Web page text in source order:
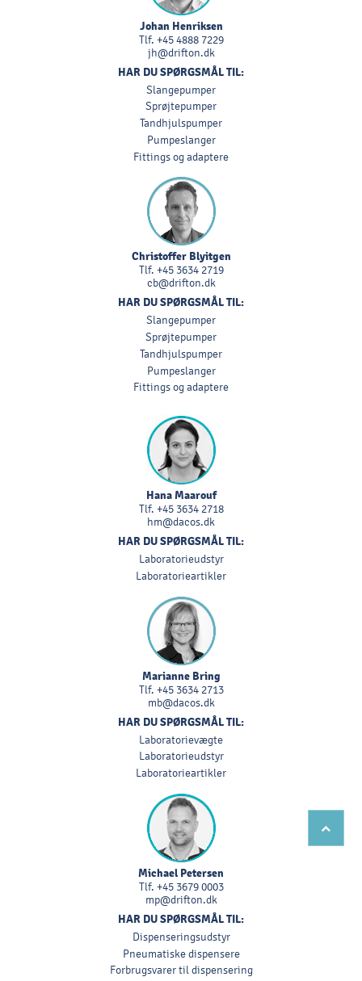
Johan Henriksen
Tlf. +45 4888 7229
jh@drifton.dk
HAR DU SPØRGSMÅL TIL:
Slangepumper
Sprøjtepumper
Tandhjulspumper
Pumpeslanger
Fittings og adaptere
Christoffer Blyitgen
Tlf. +45 3634 2719
cb@drifton.dk
HAR DU SPØRGSMÅL TIL:
Slangepumper
Sprøjtepumper
Tandhjulspumper
Pumpeslanger
Fittings og adaptere
Hana Maarouf
Tlf. +45 3634 2718
hm@dacos.dk
HAR DU SPØRGSMÅL TIL:
Laboratorieudstyr
Laboratorieartikler
Marianne Bring
Tlf. +45 3634 2713
mb@dacos.dk
HAR DU SPØRGSMÅL TIL:
Laboratorievægte
Laboratorieudstyr
Laboratorieartikler
Michael Petersen
Tlf. +45 3679 0003
mp@drifton.dk
HAR DU SPØRGSMÅL TIL:
Dispenseringsudstyr
Pneumatiske dispensere
Forbrugsvarer til dispensering